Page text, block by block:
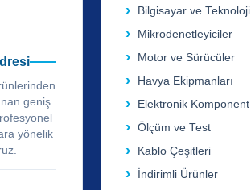
geniş
yönelik
Bilgisayar ve Teknoloji
Mikrodenetleyiciler
Motor ve Sürücüler
Havya Ekipmanları
Elektronik Komponent
Ölçüm ve Test
Kablo Çeşitleri
İndirimli Ürünler